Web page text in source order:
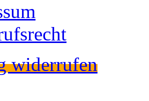
widerrufen